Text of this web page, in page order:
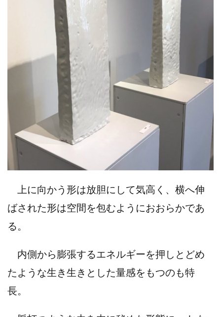
上に向かう形は放胆にして気高く、横へ伸
ばされた形は空間を包むようにおおらかであ
る。
内側から膨張するエネルギーを押しとどめ
たような生き生きとした量感をもつのも特
長。